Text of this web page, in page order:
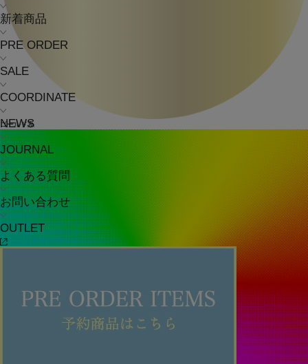
新着商品
PRE ORDER
SALE
COORDINATE
NEWS
JOURNAL
よくある質問
お問い合わせ
OUTLET
ゴールド系